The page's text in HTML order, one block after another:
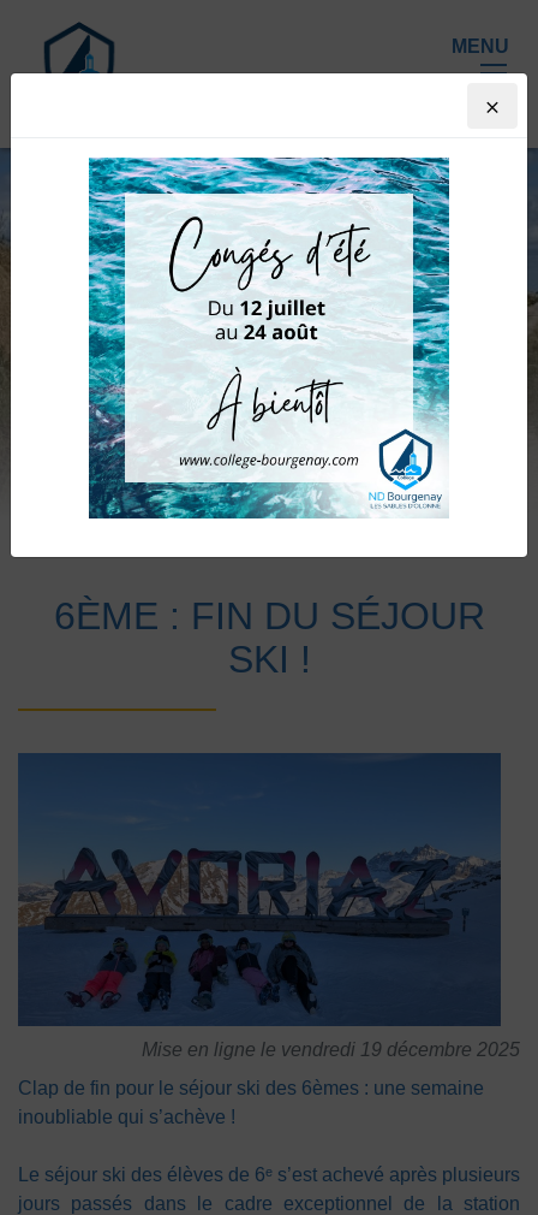
6ÈME : FIN DU SÉJOUR
SKI !
Mise en ligne le vendredi 19 décembre 2025
Clap de fin pour le séjour ski des 6èmes : une semaine
inoubliable qui s’achève !
Le séjour ski des élèves de 6ᵉ s’est achevé après plusieurs
jours passés dans le cadre exceptionnel de la station